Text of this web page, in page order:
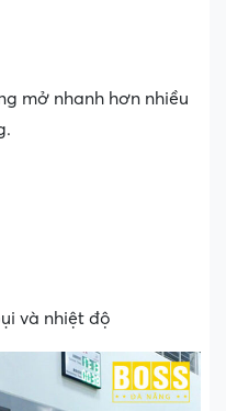
mở nhanh hơn nhiều
và nhiệt độ